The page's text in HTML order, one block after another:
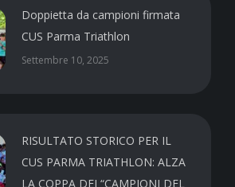
Doppietta da campioni firmata
CUS Parma Triathlon
Settembre 10, 2025
RISULTATO STORICO PER IL
CUS PARMA TRIATHLON: ALZA
LA COPPA DEI “CAMPIONI DEL